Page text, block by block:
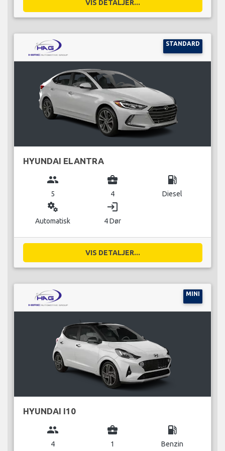
VIS DETALJER...
STANDARD
HYUNDAI ELANTRA
group
5
business_center
4
local_gas_station
Diesel
miscellaneous_services
Automatisk
login
4 Dør
VIS DETALJER...
MINI
HYUNDAI I10
group
4
business_center
1
local_gas_station
Benzin